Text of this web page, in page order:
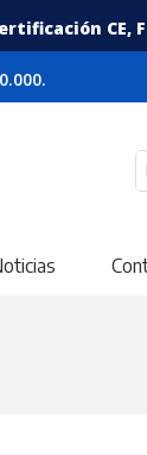
CE,